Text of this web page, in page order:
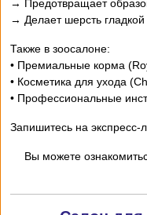
→ Предотвращает
→ Делает шерсть
Также в зоосалоне:
• Премиальные корма
• Косметика для ухода
• Профессиональные
Запишитесь на экспресс-
Вы можете